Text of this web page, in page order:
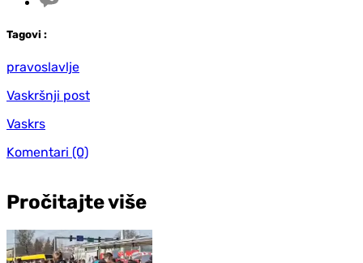
Tagovi :
pravoslavlje
Vaskršnji post
Vaskrs
Komentari (0)
Pročitajte više